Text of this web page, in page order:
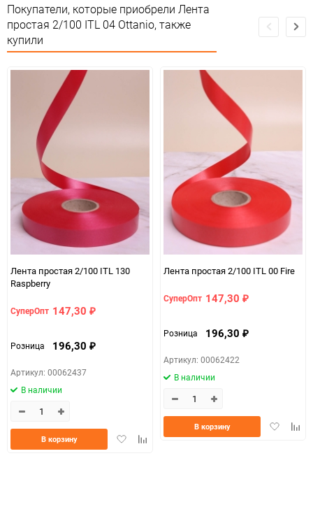
Предназначение товара
сертификации
Особые условия
Особых условий не
требует
Минимальное количество
Количество в коробке 32
Единица измерения шт
Размер 2см*100м (простая)
07c4e68a_b330_11f0_8cc3_b03af2b6059f
d7936307-d754-11f0-
ЦветНоменклатуры бирюзовый
Покупатели, которые приобрели Лента
простая 2/100 ITL 04 Ottanio, также
купили
Лента простая 2/100 ITL 130
Raspberry
СуперОпт 147,30 ₽
Розница 196,30 ₽
Артикул: 00062437
В наличии
ДобавитьДобавить
В корзину
Лента простая 2/100 ITL 00 Fire
СуперОпт 147,30 ₽
Розница 196,30 ₽
Артикул: 00062422
В наличии
Добавить
В корзину